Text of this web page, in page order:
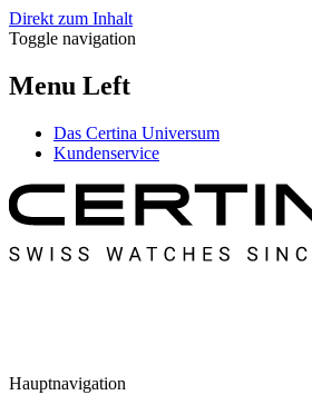
Direkt zum Inhalt
Toggle navigation
Menu Left
Das Certina Universum
Kundenservice
Hauptnavigation